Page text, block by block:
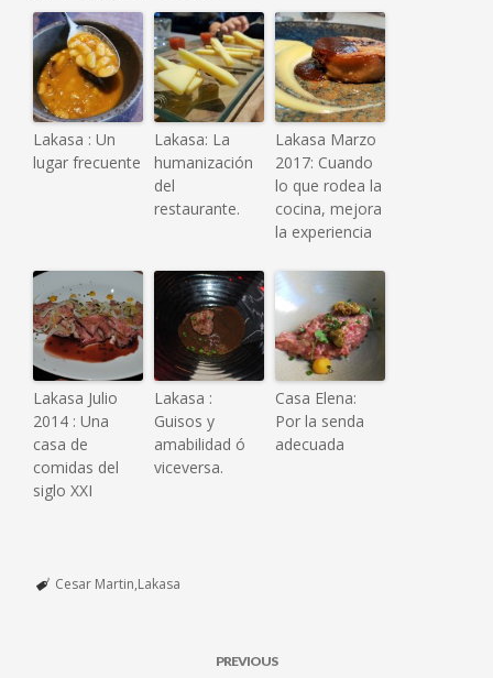
Lakasa : Un
lugar frecuente
Lakasa: La
humanización
del
restaurante.
Lakasa Marzo
2017: Cuando
lo que rodea la
cocina, mejora
la experiencia
Lakasa Julio
2014 : Una
casa de
comidas del
siglo XXI
Lakasa :
Guisos y
amabilidad ó
viceversa.
Casa Elena:
Por la senda
adecuada
Cesar Martin Lakasa
PREVIOUS